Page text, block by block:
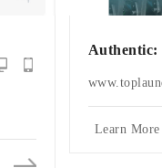
Authentic:
Learn More